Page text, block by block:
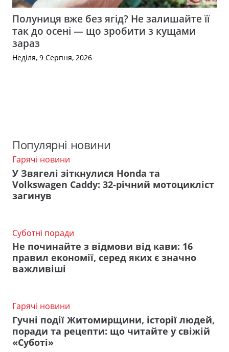
Полуниця вже без ягід? Не залишайте її
так до осені — що зробити з кущами
зараз
Неділя, 9 Серпня, 2026
Популярні новини
Гарячі новини
У Звягелі зіткнулися Honda та
Volkswagen Caddy: 32-річний мотоцикліст
загинув
Суботні поради
Не починайте з відмови від кави: 16
правил економії, серед яких є значно
важливіші
Гарячі новини
Гучні події Житомирщини, історії людей,
поради та рецепти: що читайте у свіжій
«Суботі»